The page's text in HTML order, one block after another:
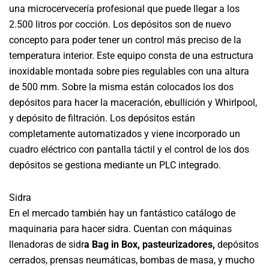
una microcervecería profesional que puede llegar a los
2.500 litros por cocción. Los depósitos son de nuevo
concepto para poder tener un control más preciso de la
temperatura interior. Este equipo consta de una estructura
inoxidable montada sobre pies regulables con una altura
de 500 mm. Sobre la misma están colocados los dos
depósitos para hacer la maceración, ebullición y Whirlpool,
y depósito de filtración. Los depósitos están
completamente automatizados y viene incorporado un
cuadro eléctrico con pantalla táctil y el control de los dos
depósitos se gestiona mediante un PLC integrado.
Sidra
En el mercado también hay un fantástico catálogo de
maquinaria para hacer sidra. Cuentan con máquinas
llenadoras de sidra Bag in Box, pasteurizadores, depósitos
cerrados, prensas neumáticas, bombas de masa, y mucho